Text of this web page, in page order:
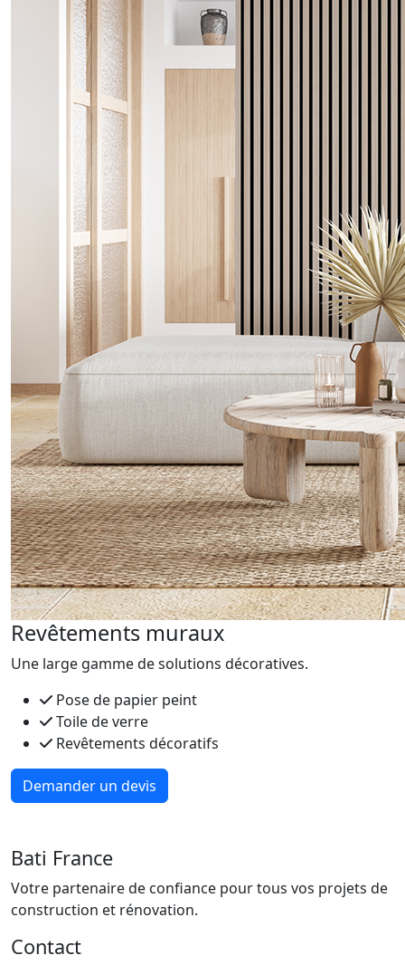
Revêtements muraux
Une large gamme de solutions décoratives.
Pose de papier peint
Toile de verre
Revêtements décoratifs
Demander un devis
Bati France
Votre partenaire de confiance pour tous vos projets de
construction et rénovation.
Contact